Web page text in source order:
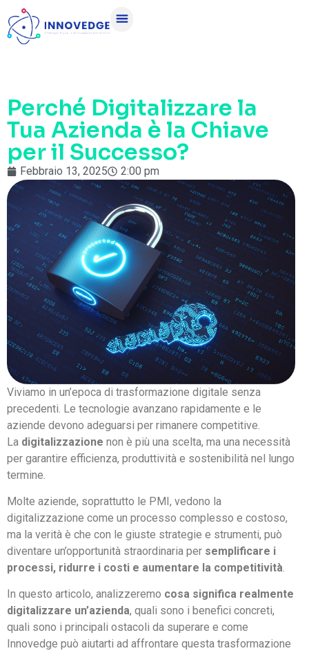
Perché Digitalizzare la
Tua Azienda è la Chiave
per il Successo?
Febbraio 13, 2025 2:00 pm
Viviamo in un’epoca di trasformazione digitale senza
precedenti. Le tecnologie avanzano rapidamente e le
aziende devono adeguarsi per rimanere competitive.
La digitalizzazione non è più una scelta, ma una necessità
per garantire efficienza, produttività e sostenibilità nel lungo
termine.
Molte aziende, soprattutto le PMI, vedono la
digitalizzazione come un processo complesso e costoso,
ma la verità è che con le giuste strategie e strumenti, può
diventare un’opportunità straordinaria per semplificare i
processi, ridurre i costi e aumentare la competitività.
In questo articolo, analizzeremo cosa significa realmente
digitalizzare un’azienda, quali sono i benefici concreti,
quali sono i principali ostacoli da superare e come
Innovedge può aiutarti ad affrontare questa trasformazione